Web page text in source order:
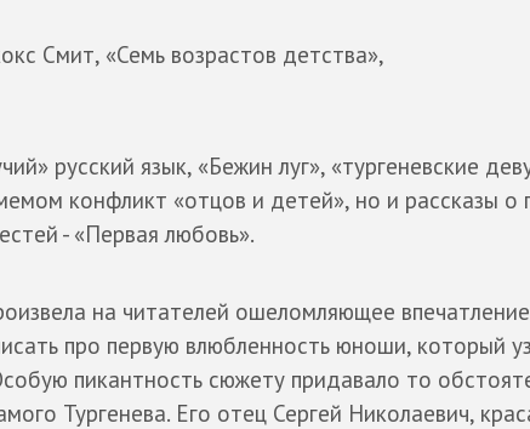
Смит, «Семь возрастов детства»,
русский язык, «Бежин луг», «тургеневские
конфликт «отцов и детей», но и рассказы о
- «Первая любовь».
на читателей ошеломляющее
про первую влюбленность юноши, который
пикантность сюжету придавало то
Тургенева. Его отец Сергей Николаевич,